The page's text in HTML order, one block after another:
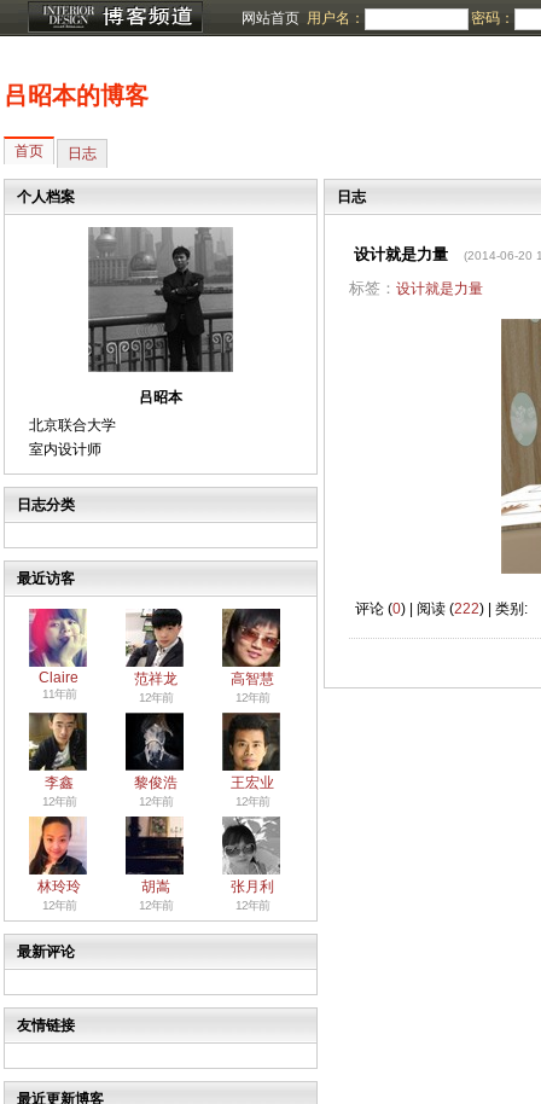
网站首页 用户名： 密码：
吕昭本的博客
首页 日志
个人档案
吕昭本
北京联合大学
室内设计师
日志分类
最近访客
Claire
11年前
范祥龙
12年前
高智慧
12年前
李鑫
12年前
黎俊浩
12年前
王宏业
12年前
林玲玲
12年前
胡嵩
12年前
张月利
12年前
最新评论
友情链接
最近更新博客
日志
设计就是力量 (2014-06-20
标签： 设计就是力量
评论 (0) | 阅读 (222) | 类别: